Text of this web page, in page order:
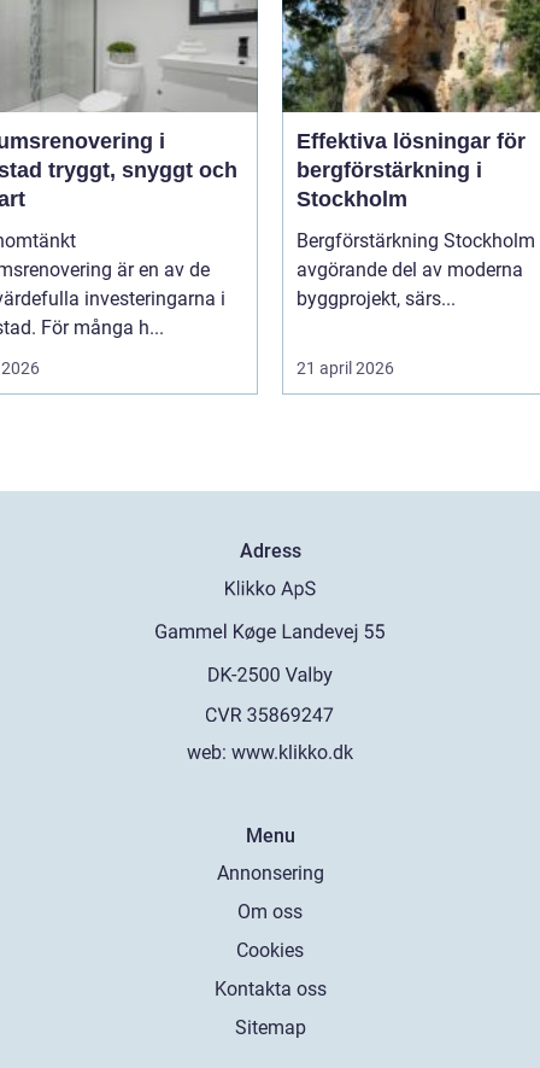
i
och
är en av de
investeringarna i
För många h...
Effektiva lösningar för
bergförstärkning i
Stockholm
Bergförstärkning Stockholm
avgörande del av moderna
byggprojekt, särs...
21 april 2026
Adress
web: www.klikko.dk
Menu
Annonsering
Om oss
Cookies
Kontakta oss
Sitemap